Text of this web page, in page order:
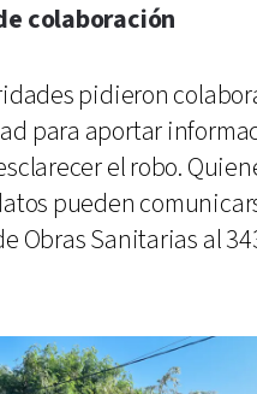
colaboración
pidieron
para aportar
el robo.
pueden
Obras Sanitarias al